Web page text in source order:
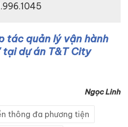
tác quản lý vận hành
tại dự án T&T City
Ngọc Linh
thông đa phương tiện